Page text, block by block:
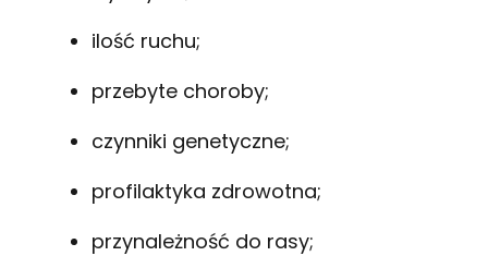
ilość ruchu;
przebyte choroby;
czynniki genetyczne;
profilaktyka zdrowotna;
przynależność do rasy;